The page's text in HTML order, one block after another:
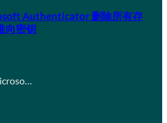
Authenticator 删除所有存
向密钥